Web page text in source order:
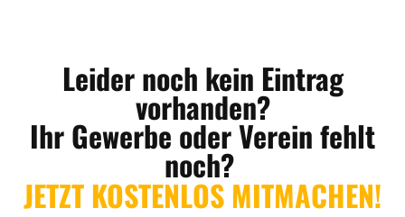
Leider noch kein Eintrag
vorhanden?
Ihr Gewerbe oder Verein fehlt
noch?
JETZT KOSTENLOS MITMACHEN!